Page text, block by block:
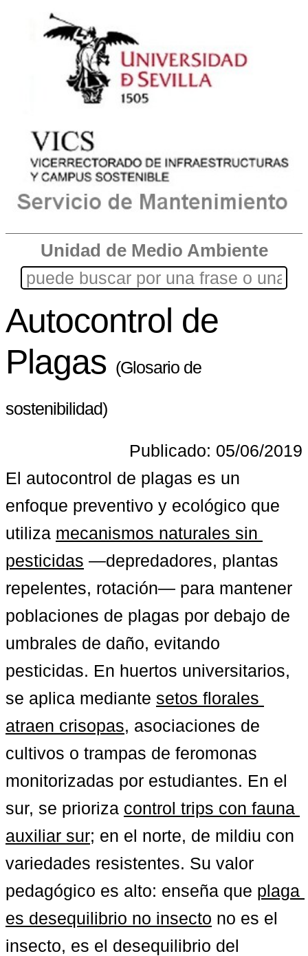
Unidad de Medio Ambiente
Autocontrol de
Plagas (Glosario de
sostenibilidad)
Publicado: 05/06/2019
El autocontrol de plagas es un
enfoque preventivo y ecológico que
utiliza mecanismos naturales sin
pesticidas —depredadores, plantas
repelentes, rotación— para mantener
poblaciones de plagas por debajo de
umbrales de daño, evitando
pesticidas. En huertos universitarios,
se aplica mediante setos florales
atraen crisopas, asociaciones de
cultivos o trampas de feromonas
monitorizadas por estudiantes. En el
sur, se prioriza control trips con fauna
auxiliar sur; en el norte, de mildiu con
variedades resistentes. Su valor
pedagógico es alto: enseña que plaga
es desequilibrio no insecto no es el
insecto, es el desequilibrio del